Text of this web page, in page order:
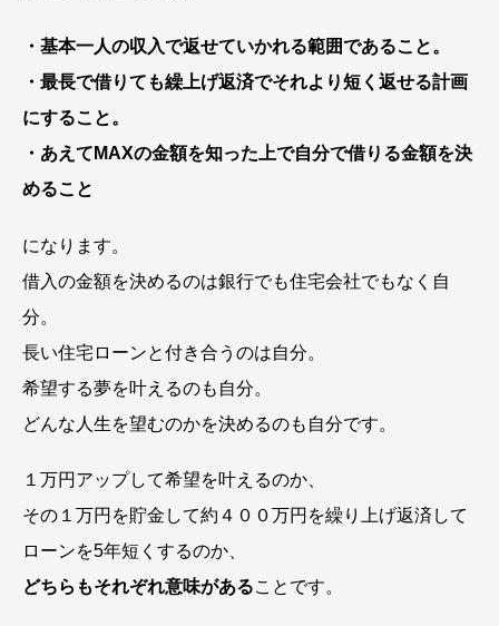
・基本一人の収入で返せていかれる範囲であること。
・最長で借りても繰上げ返済でそれより短く返せる計画
にすること。
・あえてMAXの金額を知った上で自分で借りる金額を決
めること
になります。
借入の金額を決めるのは銀行でも住宅会社でもなく自
分。
長い住宅ローンと付き合うのは自分。
希望する夢を叶えるのも自分。
どんな人生を望むのかを決めるのも自分です。
１万円アップして希望を叶えるのか、
その１万円を貯金して約４００万円を繰り上げ返済して
ローンを5年短くするのか、
どちらもそれぞれ意味があることです。